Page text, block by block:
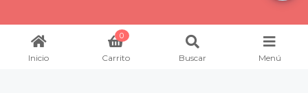
Rincon Infantil © 2026
Inicio
0
Carrito Buscar Menú